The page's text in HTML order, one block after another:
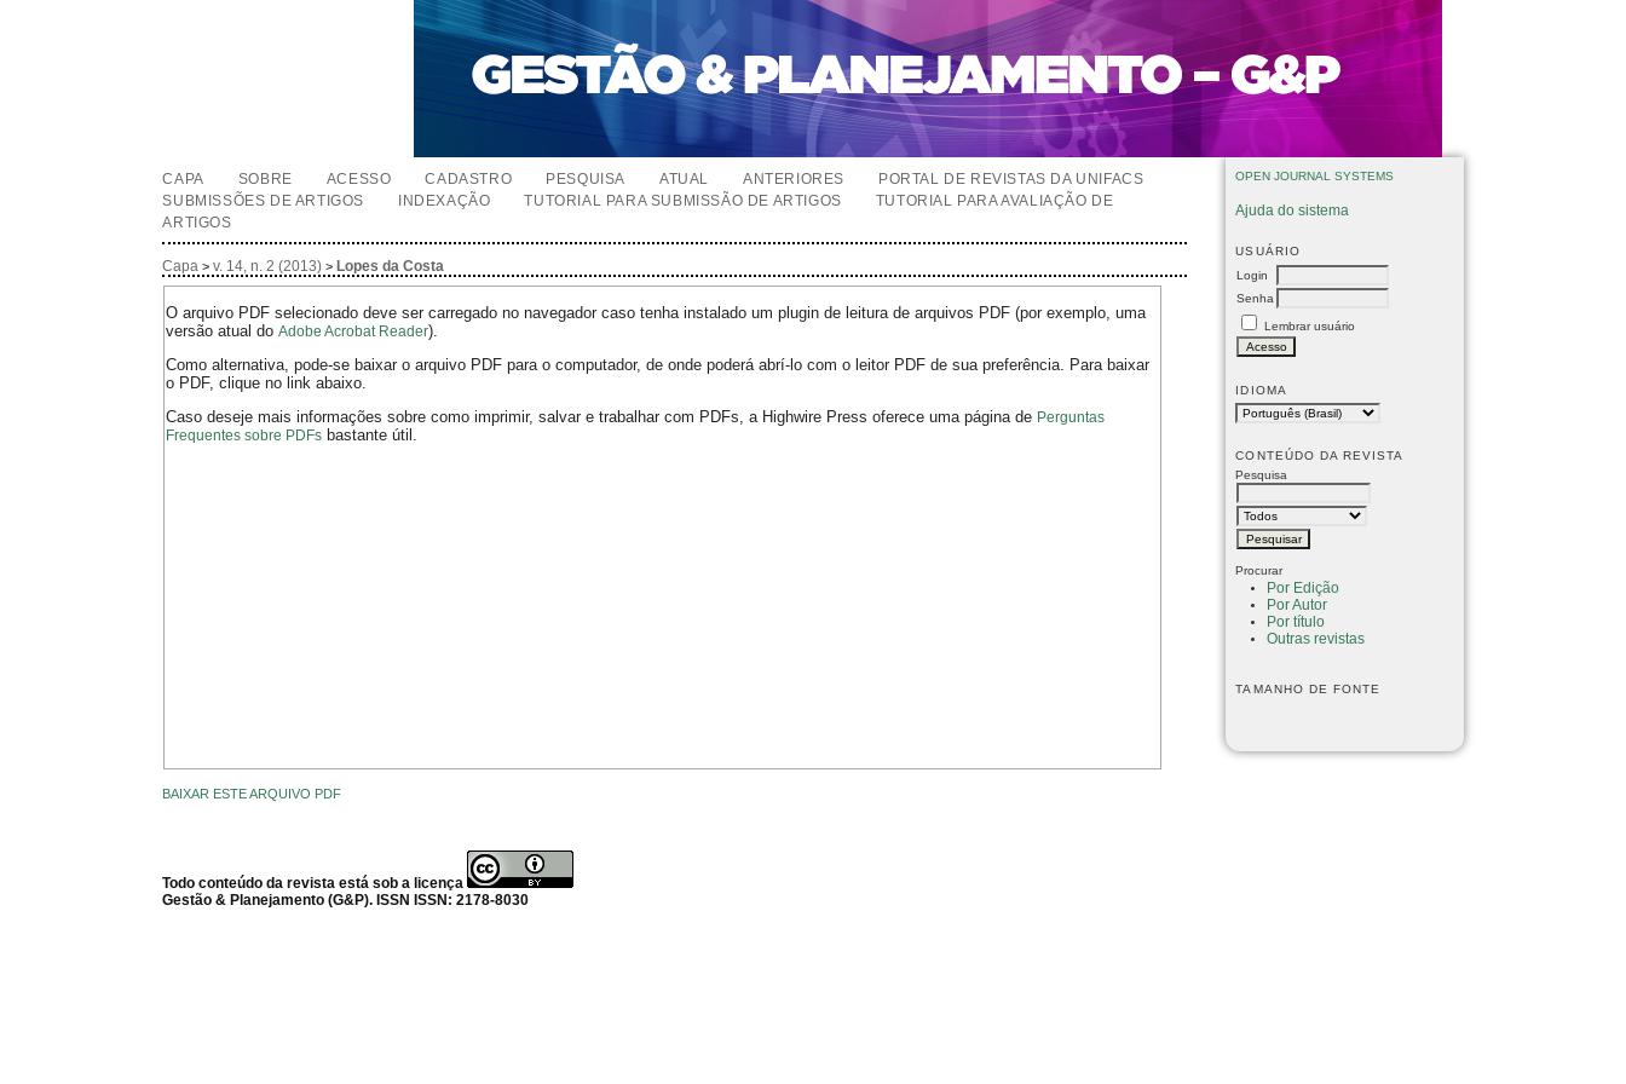
OPEN JOURNAL SYSTEMS
Ajuda do sistema
USUÁRIO
Login
Senha
Lembrar usuário
IDIOMA
CONTEÚDO DA REVISTA
Pesquisa
Procurar
Por Edição
Por Autor
Por título
Outras revistas
TAMANHO DE FONTE
CAPA SOBRE ACESSO CADASTRO PESQUISA ATUAL ANTERIORES
PORTAL DE REVISTAS DA UNIFACS
SUBMISSÕES DE ARTIGOS
INDEXAÇÃO TUTORIAL PARA SUBMISSÃO DE ARTIGOS
TUTORIAL PARA AVALIAÇÃO DE
ARTIGOS
Capa >v. 14, n. 2 (2013) > Lopes da Costa
O arquivo PDF selecionado deve ser carregado no navegador caso tenha instalado um plugin de leitura de arquivos PDF (por exemplo, uma
versão atual doAdobe Acrobat Reader).
Como alternativa, pode-se baixar o arquivo PDF para o computador, de onde poderá abrí-lo com o leitor PDF de sua preferência. Para baixar
o PDF, clique no link abaixo.
Caso deseje mais informações sobre como imprimir, salvar e trabalhar com PDFs, a Highwire Press oferece uma página de Perguntas
Frequentes sobre PDFs bastante útil.
BAIXAR ESTE ARQUIVO PDF
Todo conteúdo da revista está sob a licença
Gestão & Planejamento (G&P). ISSN ISSN: 2178-8030